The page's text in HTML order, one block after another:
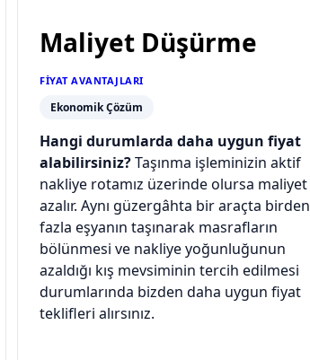
Maliyet Düşürme
FIYAT AVANTAJLARI
Ekonomik Çözüm
Hangi durumlarda daha uygun fiyat
alabilirsiniz?Taşınma işleminizin aktif
nakliye rotamız üzerinde olursa maliyet
azalır. Aynı güzergâhta bir araçta birden
fazla eşyanın taşınarak masrafların
bölünmesi ve nakliye yoğunluğunun
azaldığı kış mevsiminin tercih edilmesi
durumlarında bizden daha uygun fiyat
teklifleri alırsınız.